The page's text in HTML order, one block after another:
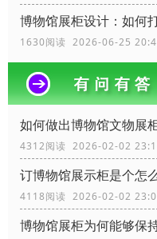
博物馆展柜设计：如何
1630阅读 2026-06-25
如何做出博物馆文物展
4312阅读 2026-02-02
订博物馆展示柜是个怎
4118阅读 2026-02-02
博物馆展柜为何能够保